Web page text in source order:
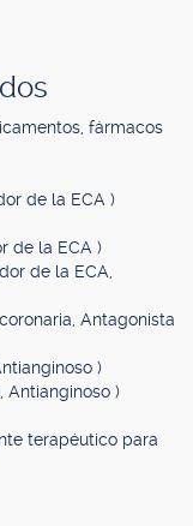
fármacos
de la ECA )
de la ECA )
de la ECA,
Antagonista
)
Antianginoso )
terapéutico para